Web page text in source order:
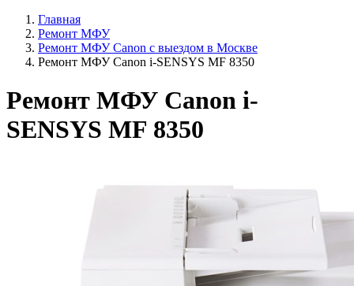
Главная
Ремонт МФУ
Ремонт МФУ Canon с выездом в Москве
Ремонт МФУ Canon i-SENSYS MF 8350
Ремонт МФУ Canon i-
SENSYS MF 8350